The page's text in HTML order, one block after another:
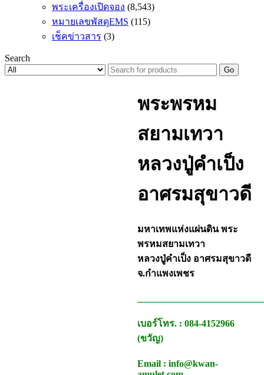
พระเครื่องเปิดจอง (8,543)
หมายเลขพัสดุEMS (115)
เช็คข่าวสาร (3)
Search
Go
พระพรหม
สยามเทวา
หลวงปู่คำเป็ง
อาศรมสุขาวดี
มหาเทพแห่งแผ่นดิน พระ
พรหมสยามเทวา
หลวงปู่คำเป็ง อาศรมสุขาวดี
จ.กำแพงเพชร
เบอร์โทร. : 084-4152966
(ขวัญ)
Email : info@kwan-